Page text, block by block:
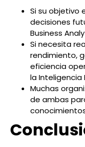
Si su objetivo
decisiones
Business
Si necesita
rendimiento,
eficiencia
la Inteligencia
Muchas
de ambas